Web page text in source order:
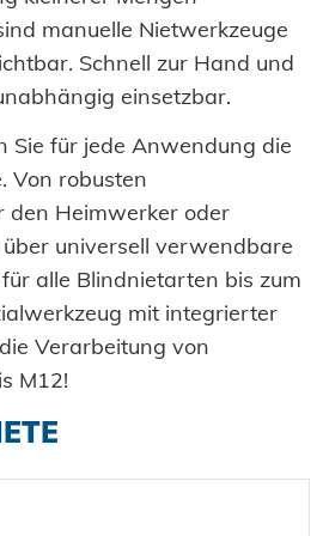
Coils
Bolzen
Hülsen
Sonderteile
Automation
Einpresselemente
- Das System
PCF-System
HONSEL
zur Übersicht
Umformtechnik
manuelle Nietwerkzeuge
Schnell zur Hand und
einsetzbar.
Sie für jede Anwendung die
Von robusten
den Heimwerker oder
universell verwendbare
alle Blindnietarten bis zum
mit integrierter
Verarbeitung von
M12!